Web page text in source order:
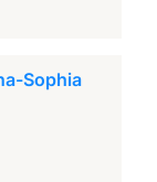
Sophia